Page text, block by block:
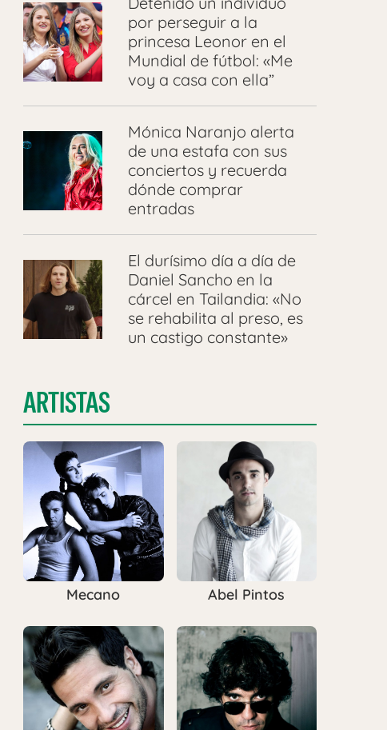
por perseguir a la
princesa Leonor en el
Mundial de fútbol: «Me
voy a casa con ella”
Mónica Naranjo alerta
de una estafa con sus
conciertos y recuerda
dónde comprar
entradas
El durísimo día a día de
Daniel Sancho en la
cárcel en Tailandia: «No
se rehabilita al preso, es
un castigo constante»
ARTISTAS
Mecano Abel Pintos